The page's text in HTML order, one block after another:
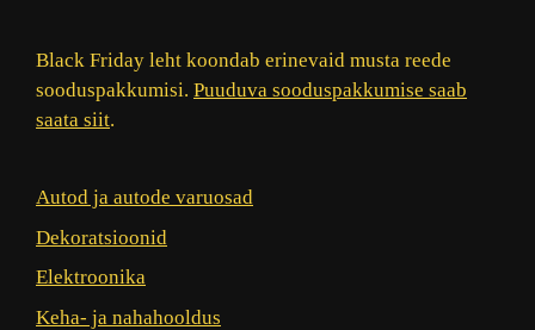
Black Friday leht koondab erinevaid musta reede
sooduspakkumisi. Puuduva sooduspakkumise saab
saata siit.
Autod ja autode varuosad
Dekoratsioonid
Elektroonika
Keha- ja nahahooldus